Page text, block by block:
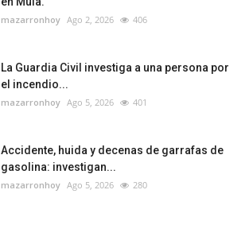
mazarronhoy Ago 2, 2026 406
La Guardia Civil investiga a una persona por
el incendio...
mazarronhoy Ago 5, 2026 401
Accidente, huida y decenas de garrafas de
gasolina: investigan...
mazarronhoy Ago 5, 2026 280